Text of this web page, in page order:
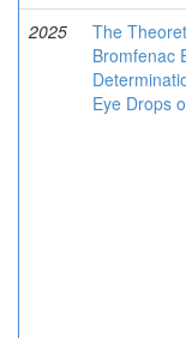
2025
The
Bromfenac
Eye Drops